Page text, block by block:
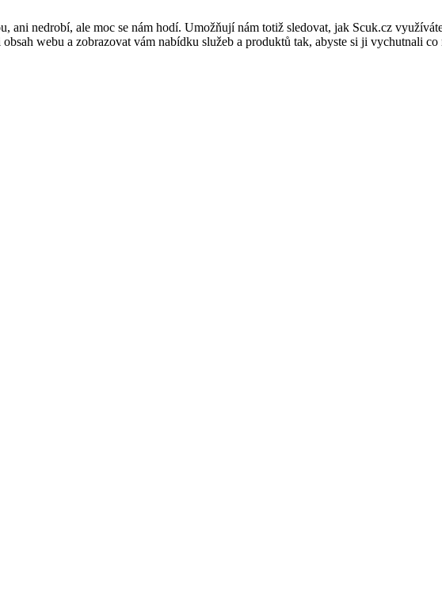
ani nedrobí, ale moc se nám hodí. Umožňují nám totiž sledovat, jak Scuk.cz
webu a zobrazovat vám nabídku služeb a produktů tak, abyste si ji vychutnali co